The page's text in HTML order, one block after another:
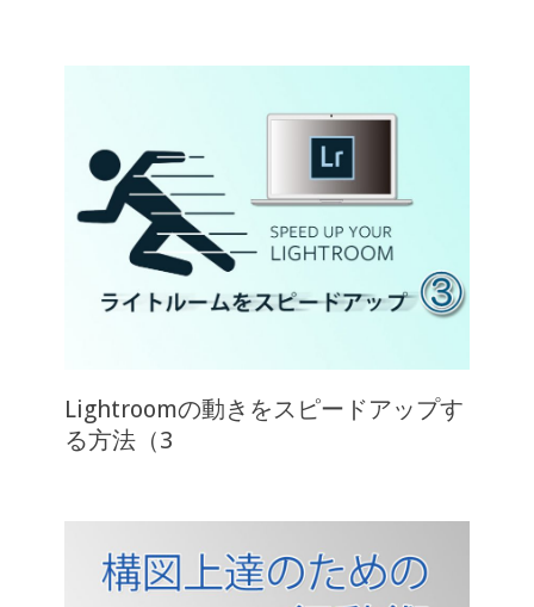
Lightroomの動きをスピードアップす
る方法（3